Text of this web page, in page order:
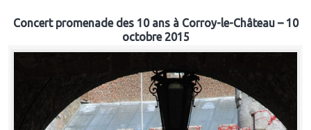
Concert promenade des 10 ans à Corroy-le-Château – 10
octobre 2015